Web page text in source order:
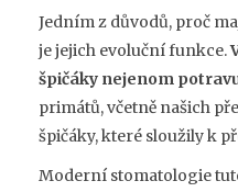
Jedním z důvodů, proč
je jejich evoluční funkce.
špičáky nejenom
primátů, včetně našich
špičáky, které sloužily k
Moderní stomatologie